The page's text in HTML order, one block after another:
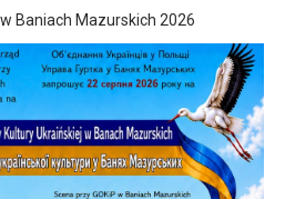
Baniach Mazurskich 2026